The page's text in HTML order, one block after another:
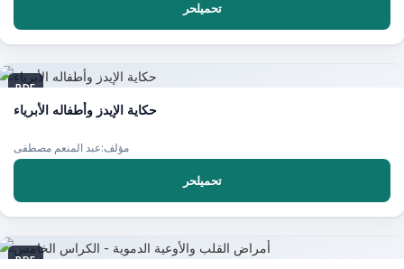
تحميلحر
PDF
حكاية الإيدز وأطفاله الأبرياء
مؤلف:عبد المنعم مصطفى
تحميلحر
PDF